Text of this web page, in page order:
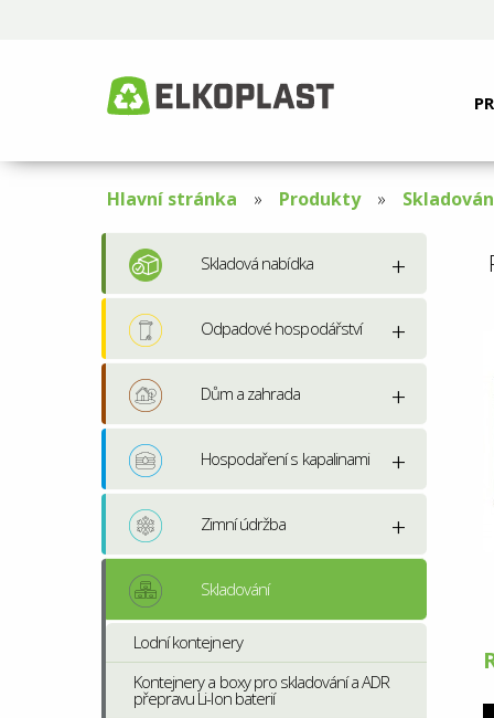
Hlavní stránka Produkty
Skladová nabídka
Odpadové hospodářství
Dům a zahrada
Hospodaření s kapalinami
Zimní údržba
Skladování
Lodní kontejnery
Kontejnery a boxy pro skladování a ADR
přepravu Li-Ion baterií